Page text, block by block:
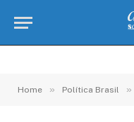
Home » Política Brasil »